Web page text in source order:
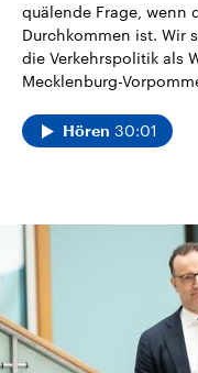
quälende Frage, wenn
Durchkommen ist. Wir
die Verkehrspolitik als
Mecklenburg-
Hören 30:01